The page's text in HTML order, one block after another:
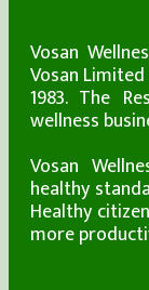
Vosan
Vosan
1983. The
wellness
Vosan
healthy
Healthy
more